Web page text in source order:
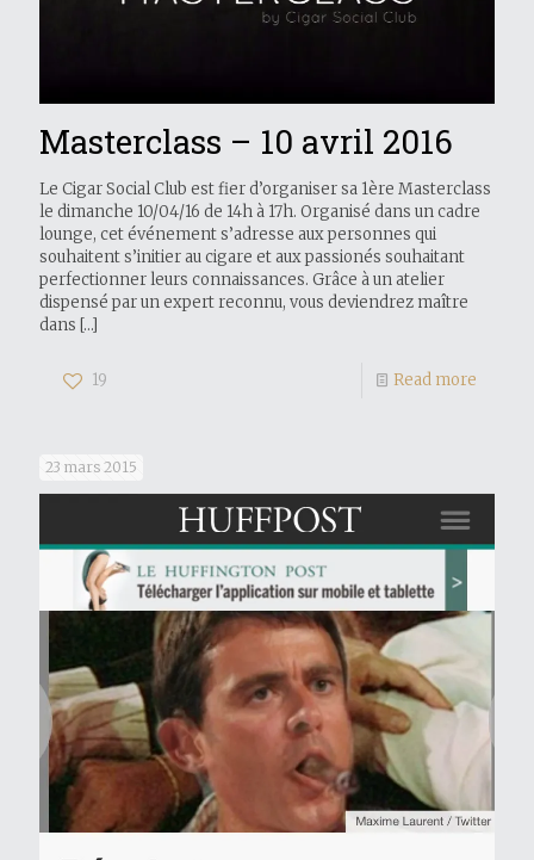
Masterclass – 10 avril 2016
Le Cigar Social Club est fier d’organiser sa 1ère Masterclass
le dimanche 10/04/16 de 14h à 17h. Organisé dans un cadre
lounge, cet événement s’adresse aux personnes qui
souhaitent s’initier au cigare et aux passionés souhaitant
perfectionner leurs connaissances. Grâce à un atelier
dispensé par un expert reconnu, vous deviendrez maître
dans […]
19 Read more
23 mars 2015